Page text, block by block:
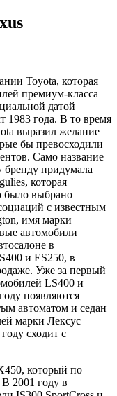
Toyota, которая
премиум-класса
датой
1983 года. В то время
выразил желание
бы превосходили
Само название
бренду придумала
которая
было выбрано
с известным
имя марки
автомобили
в
и ES250, в
Уже за первый
LS400 и
появляются
автоматом и седан
марки Лексус
сходит с
который по
2001 году в